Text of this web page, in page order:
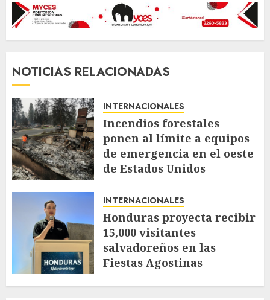
NOTICIAS RELACIONADAS
INTERNACIONALES
Incendios forestales
ponen al límite a equipos
de emergencia en el oeste
de Estados Unidos
INTERNACIONALES
Honduras proyecta recibir
15,000 visitantes
salvadoreños en las
Fiestas Agostinas